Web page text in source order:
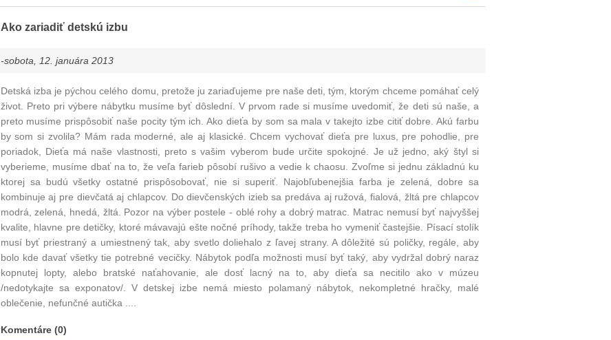
Ako zariadiť detskú izbu
-sobota, 12. januára 2013
Detská izba je pýchou celého domu, pretože ju zariaďujeme pre naše deti, tým, ktorým chceme pomáhať celý
život. Preto pri výbere nábytku musíme byť dôslední. V prvom rade si musíme uvedomiť, že deti sú naše, a
preto musíme prispôsobiť naše pocity tým ich. Ako dieťa by som sa mala v takejto izbe citiť dobre. Akú farbu
by som si zvolila? Mám rada moderné, ale aj klasické. Chcem vychovať dieťa pre luxus, pre pohodlie, pre
poriadok, Dieťa má naše vlastnosti, preto s vašim vyberom bude určite spokojné. Je už jedno, aký štyl si
vyberieme, musíme dbať na to, že veľa farieb pôsobí rušivo a vedie k chaosu. Zvoľme si jednu základnú ku
ktorej sa budú všetky ostatné prispôsobovať, nie si superiť. Najobľubenejšia farba je zelená, dobre sa
kombinuje aj pre dievčatá aj chlapcov. Do dievčenských izieb sa predáva aj ružová, fialová, žltá pre chlapcov
modrá, zelená, hnedá, žltá. Pozor na výber postele - oblé rohy a dobrý matrac. Matrac nemusí byť najvyššej
kvalite, hlavne pre detičky, ktoré mávavajú ešte nočné príhody, takže treba ho vymeniť častejšie. Písací stolík
musí byť priestraný a umiestnený tak, aby svetlo doliehalo z ľavej strany. A dôležité sú poličky, regále, aby
bolo kde davať všetky tie potrebné vecičky. Nábytok podľa možnosti musí byť taký, aby vydržal dobrý naraz
kopnutej lopty, alebo bratské naťahovanie, ale dosť lacný na to, aby dieťa sa necitilo ako v múzeu
/nedotykajte sa exponatov/. V detskej izbe nemá miesto polamaný nábytok, nekompletné hračky, malé
oblečenie, nefunčné autička ....
Komentáre (0)